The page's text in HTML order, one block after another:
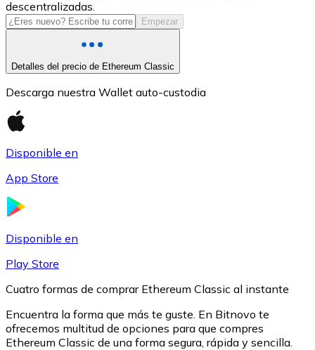
Litecoin
LTC
descentralizadas.
Empezar
Detalles del precio de Ethereum Classic
Descarga nuestra Wallet auto-custodia
Disponible en
App Store
Disponible en
Play Store
Cuatro formas de comprar Ethereum Classic al instante
Encuentra la forma que más te guste. En Bitnovo te
ofrecemos multitud de opciones para que compres
Ethereum Classic de una forma segura, rápida y sencilla.